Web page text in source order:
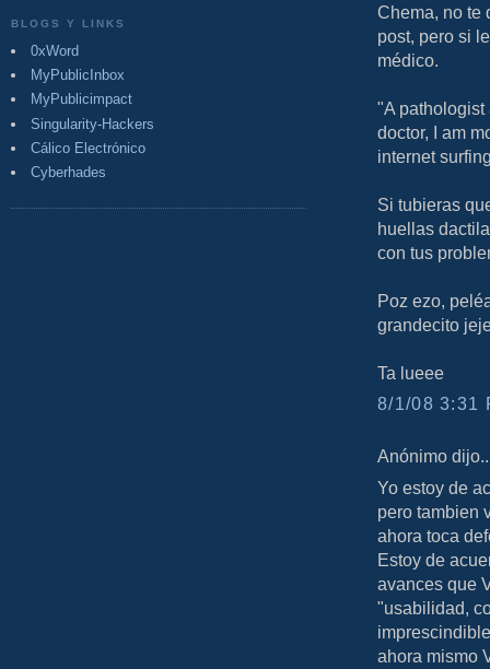
BLOGS Y LINKS
0xWord
MyPublicInbox
MyPublicimpact
Singularity-Hackers
Cálico Electrónico
Cyberhades
Chema, no te
post, pero si
médico.
"A pathologist
doctor, I am
internet
Si tubieras
huellas
con tus
Poz ezo,
grandecito
Ta lueee
8/1/08 3:31
Anónimo
Yo estoy de
pero tambien
ahora toca
Estoy de
avances que
"usabilidad,
ahora mismo